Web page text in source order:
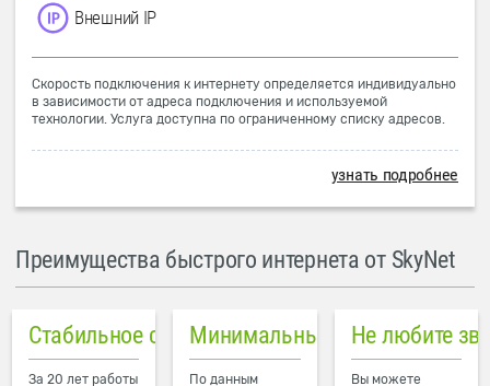
Внешний IP
Скорость подключения к интернету определяется индивидуально
в зависимости от адреса подключения и используемой
технологии. Услуга доступна по ограниченному списку адресов.
узнать подробнее
Преимущества быстрого интернета от SkyNet
Стабильное соединение
За 20 лет работы
Минимальный пинг в городе
По данным
Не любите
Вы можете